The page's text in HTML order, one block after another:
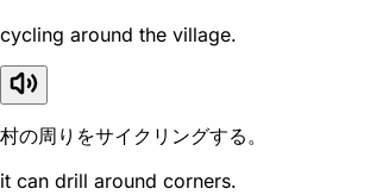
cycling around the village.
村の周りをサイクリングする。
it can drill around corners.